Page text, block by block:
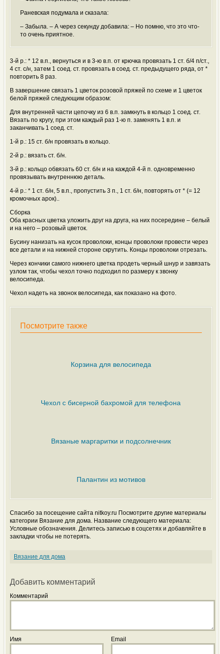
Раневская подумала и сказала:
– Забыла. – А через секунду добавила: – Но помню, что это что-
то очень приятное.
3-й р.: * 12 в.п., вернуться и в 3-ю в.п. от крючка провязать 1 ст. б/4 п/ст.,
4 ст. с/н, затем 1 соед. ст. провязать в соед. ст. предыдущего ряда, от *
повторить 8 раз.
В завершение связать 1 цветок розовой пряжей по схеме и 1 цветок
белой пряжей следующим образом:
Для внутренней части цепочку из 6 в.п. замкнуть в кольцо 1 соед. ст.
Вязать по кругу, при этом каждый раз 1-ю п. заменять 1 в.п. и
заканчивать 1 соед. ст.
1-й р.: 15 ст. б/н провязать в кольцо.
2-й р.: вязать ст. б/н.
3-й р.: кольцо обвязать 60 ст. б/н и на каждой 4-й п. одновременно
провязывать внутреннюю деталь.
4-й р.: * 1 ст. б/н, 5 в.п., пропустить 3 п., 1 ст. б/н, повторять от * (= 12
кромочных арок)..
Сборка
Оба красных цветка уложить друг на друга, на них посередине – белый
и на него – розовый цветок.
Бусину нанизать на кусок проволоки, концы проволоки провести через
все детали и на нижней стороне скрутить. Концы проволоки отрезать.
Через кончики самого нижнего цветка продеть черный шнур и завязать
узлом так, чтобы чехол точно подходил по размеру к звонку
велосипеда.
Чехол надеть на звонок велосипеда, как показано на фото.
Посмотрите также
Корзина для велосипеда
Чехол с бисерной бахромой для телефона
Вязаные маргаритки и подсолнечник
Палантин из мотивов
Спасибо за посещение сайта nitkoy.ru Посмотрите другие материалы
категории Вязание для дома. Название следующего материала:
Условные обозначения. Делитесь записью в соцсетях и добавляйте в
закладки чтобы не потерять.
Вязание для дома
Добавить комментарий
Комментарий
Имя Email